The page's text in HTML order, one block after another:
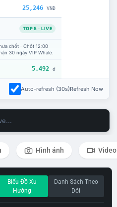
25,246 VNĐ
TOP 5 · LIVE
chốt · Chốt 12:00
30 ngày VIP Whale.
5.492 đ
Auto-refresh (30s)Refresh Now
Hình ảnh Video
Biểu Đồ Xu
Hướng
Danh Sách Theo
Dõi